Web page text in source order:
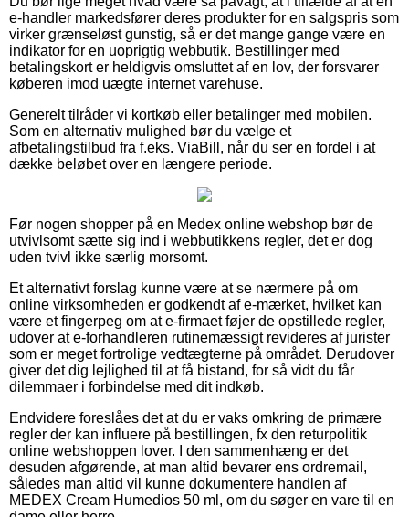
e-handler markedsfører deres produkter for en salgspris som
virker grænseløst gunstig, så er det mange gange være en
indikator for en uoprigtig webbutik. Bestillinger med
betalingskort er heldigvis omsluttet af en lov, der forsvarer
køberen imod uægte internet varehuse.
Generelt tilråder vi kortkøb eller betalinger med mobilen.
Som en alternativ mulighed bør du vælge et
afbetalingstilbud fra f.eks. ViaBill, når du ser en fordel i at
dække beløbet over en længere periode.
Før nogen shopper på en Medex online webshop bør de
utvivlsomt sætte sig ind i webbutikkens regler, det er dog
uden tvivl ikke særlig morsomt.
Et alternativt forslag kunne være at se nærmere på om
online virksomheden er godkendt af e-mærket, hvilket kan
være et fingerpeg om at e-firmaet føjer de opstillede regler,
udover at e-forhandleren rutinemæssigt revideres af jurister
som er meget fortrolige vedtægterne på området. Derudover
giver det dig lejlighed til at få bistand, for så vidt du får
dilemmaer i forbindelse med dit indkøb.
Endvidere foreslåes det at du er vaks omkring de primære
regler der kan influere på bestillingen, fx den returpolitik
online webshoppen lover. I den sammenhæng er det
desuden afgørende, at man altid bevarer ens ordremail,
således man altid vil kunne dokumentere handlen af
MEDEX Cream Humedios 50 ml, om du søger en vare til en